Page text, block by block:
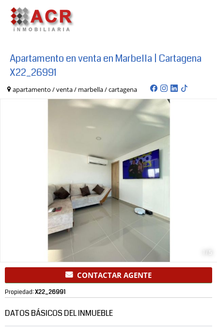
Apartamento en venta en Marbella | Cartagena
X22_26991
apartamento / venta / marbella / cartagena
5
CONTACTAR AGENTE
Propiedad:X22_26991
DATOS BÁSICOS DEL INMUEBLE